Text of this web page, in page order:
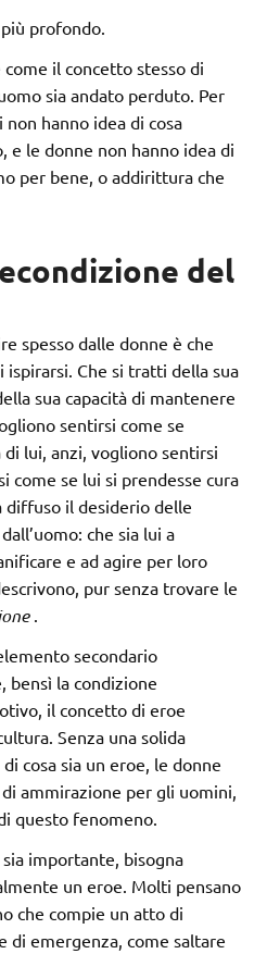
profondo.
come il concetto stesso di
sia andato perduto. Per
hanno idea di cosa
e le donne non hanno idea di
per bene, o addirittura che
del
spesso dalle donne è che
ispirarsi. Che si tratti della sua
sua capacità di mantenere
sentirsi come se
lui, anzi, vogliono sentirsi
come se lui si prendesse cura
il desiderio delle
che sia lui a
e ad agire per loro
pur senza trovare le
.
secondario
bensì la condizione
il concetto di eroe
Senza una solida
cosa sia un eroe, le donne
ammirazione per gli uomini,
questo fenomeno.
importante, bisogna
un eroe. Molti pensano
che compie un atto di
di emergenza, come saltare